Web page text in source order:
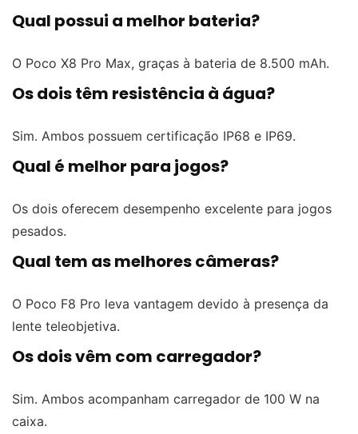
Qual possui a melhor bateria?
O Poco X8 Pro Max, graças à bateria de 8.500 mAh.
Os dois têm resistência à água?
Sim. Ambos possuem certificação IP68 e IP69.
Qual é melhor para jogos?
Os dois oferecem desempenho excelente para jogos
pesados.
Qual tem as melhores câmeras?
O Poco F8 Pro leva vantagem devido à presença da
lente teleobjetiva.
Os dois vêm com carregador?
Sim. Ambos acompanham carregador de 100 W na
caixa.